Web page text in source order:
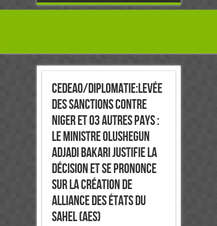
CEDEAO/Diplomatie:Levée
des sanctions contre
Niger et 03 autres pays :
Le Ministre Olushegun
Adjadi Bakari justifie la
décision et se prononce
sur la création de
Alliance des États du
Sahel (AES)